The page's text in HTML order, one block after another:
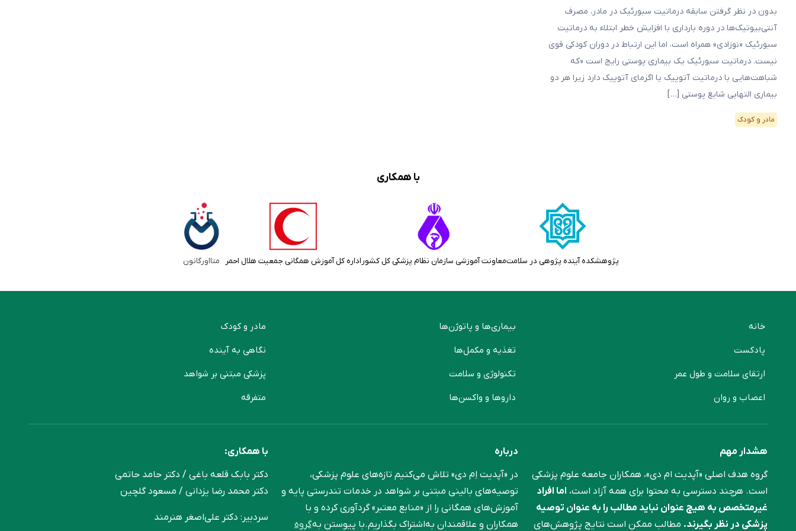
بدون در نظر گرفتن سابقه درماتیت سبورئیک در مادر، مصرف
آنتی‌بیوتیک‌ها در دوره بارداری با افزایش خطر ابتلاء به درماتیت
سبورئیک «نوزادی» همراه است، اما این ارتباط در دوران کودکی قوی
نیست. درماتیت سبورئیک یک بیماری پوستی رایج است «که
شباهت‌هایی با درماتیت آتوپیک یا اگزمای آتوپیک دارد زیرا هر دو
بیماری التهابی شایع پوستی […]
مادر و کودک
با همکاری
پژوهشکده آینده پژوهی در سلامتمعاونت آموزشی سازمان نظام پزشکی کل کشور اداره کل آموزش همگانی جمعیت هلال احمر متااورگانون
خانه
پادکست
ارتقای سلامت و طول عمر
اعصاب و روان
بیماری‌ها و پاتوژن‌ها
تغذیه و مکمل‌ها
تکنولوژی و سلامت
دارو‌ها و واکسن‌ها
مادر و کودک
نگاهی به آینده
پزشکی مبتنی بر شواهد
متفرقه
هشدار مهم
گروه هدف اصلی «آپدیت ام دی»، همکاران جامعه علوم ‌پزشکی
است. هرچند دسترسی به محتوا برای همه آزاد است، اما افراد
غیرمتخصص به هیچ عنوان نباید مطالب را به عنوان توصیه
پزشکی در نظر بگیرند. مطالب ممکن است نتایج پژوهش‌های
درباره
در «آپدیت اِم دی» تلاش می‌کنیم تازه‌های علوم پزشکی،
توصیه‌های بالینی مبتنی بر شواهد در خدمات تندرستی پایه و
آموزش‌های همگانی را از «منابع معتبر» گردآوری کرده و با
همکاران و علاقمندان به‌اشتراک بگذاریم.با پیوستن بهگروه
با همکاری:
دکتر بابک قلعه‌ باغی / دکتر حامد حاتمی
دکتر محمد رضا یزدانی / مسعود گلچین
سردبیر: دکتر علی‌اصغر هنرمند